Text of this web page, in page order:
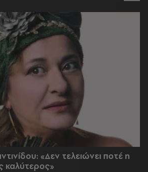
«Δεν τελειώνει ποτέ η
καλύτερος»